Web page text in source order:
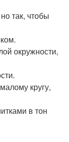
так, чтобы
окружности,
кругу,
в тон